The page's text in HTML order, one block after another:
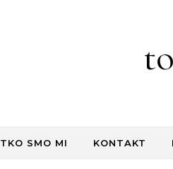
TKO SMO MI KONTAKT